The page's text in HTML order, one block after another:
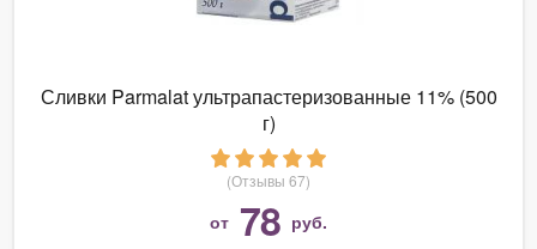
Сливки Parmalat ультрапастеризованные 11% (500
г)
(Отзывы 67)
от 78 руб.